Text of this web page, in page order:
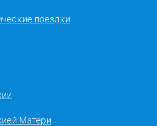
поездки
Матери